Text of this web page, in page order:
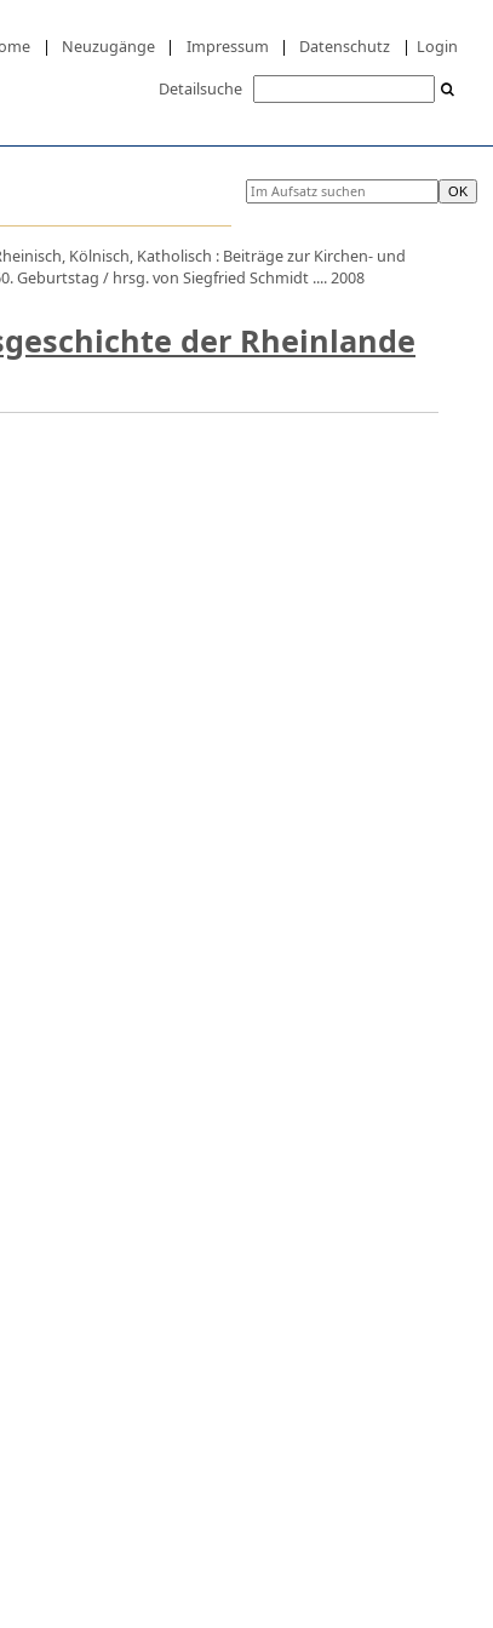
| Neuzugänge | Impressum | Datenschutz | Login
Detailsuche
Kölnisch, Katholisch : Beiträge zur Kirchen- und
Geburtstag / hrsg. von Siegfried Schmidt .... 2008
der Rheinlande